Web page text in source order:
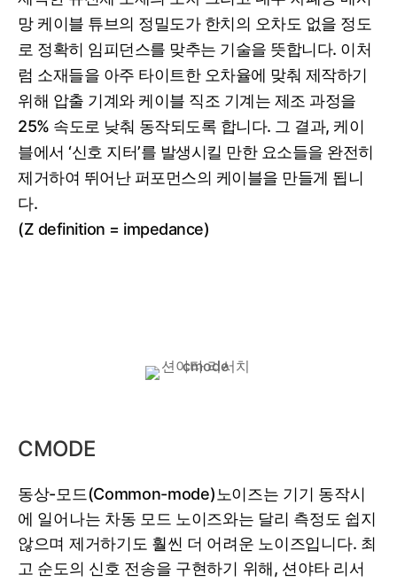
망 케이블 튜브의 정밀도가 한치의 오차도 없을 정도
로 정확히 임피던스를 맞추는 기술을 뜻합니다. 이처
럼 소재들을 아주 타이트한 오차율에 맞춰 제작하기
위해 압출 기계와 케이블 직조 기계는 제조 과정을
25% 속도로 낮춰 동작되도록 합니다. 그 결과, 케이
블에서 ‘신호 지터’를 발생시킬 만한 요소들을 완전히
제거하여 뛰어난 퍼포먼스의 케이블을 만들게 됩니
다.
(Z definition = impedance)
CMODE
동상-모드(Common-mode)노이즈는 기기 동작시
에 일어나는 차동 모드 노이즈와는 달리 측정도 쉽지
않으며 제거하기도 훨씬 더 어려운 노이즈입니다. 최
고 순도의 신호 전송을 구현하기 위해, 션야타 리서